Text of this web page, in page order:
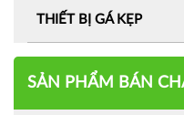
THIẾT BỊ GÁ KẸP
SẢN PHẨM BÁN